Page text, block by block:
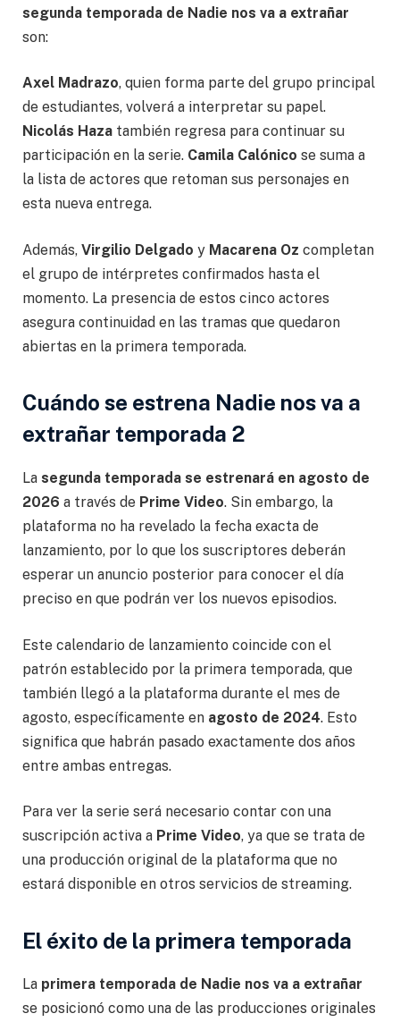
segunda temporada de Nadie nos va a extrañar
son:
Axel Madrazo, quien forma parte del grupo principal
de estudiantes, volverá a interpretar su papel.
Nicolás Haza también regresa para continuar su
participación en la serie. Camila Calónico se suma a
la lista de actores que retoman sus personajes en
esta nueva entrega.
Además, Virgilio Delgado y Macarena Oz completan
el grupo de intérpretes confirmados hasta el
momento. La presencia de estos cinco actores
asegura continuidad en las tramas que quedaron
abiertas en la primera temporada.
Cuándo se estrena Nadie nos va a
extrañar temporada 2
La segunda temporada se estrenará en agosto de
2026 a través de Prime Video. Sin embargo, la
plataforma no ha revelado la fecha exacta de
lanzamiento, por lo que los suscriptores deberán
esperar un anuncio posterior para conocer el día
preciso en que podrán ver los nuevos episodios.
Este calendario de lanzamiento coincide con el
patrón establecido por la primera temporada, que
también llegó a la plataforma durante el mes de
agosto, específicamente en agosto de 2024. Esto
significa que habrán pasado exactamente dos años
entre ambas entregas.
Para ver la serie será necesario contar con una
suscripción activa a Prime Video, ya que se trata de
una producción original de la plataforma que no
estará disponible en otros servicios de streaming.
El éxito de la primera temporada
La primera temporada de Nadie nos va a extrañar
se posicionó como una de las producciones originales